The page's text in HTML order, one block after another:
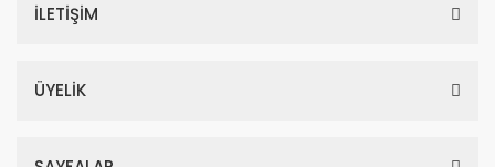
İLETİŞİM
ÜYELİK